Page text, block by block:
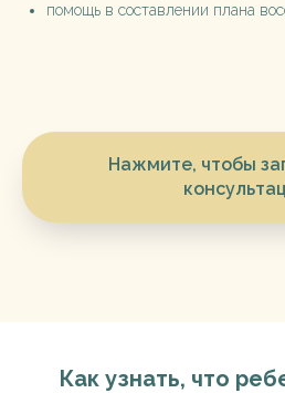
помощь в составлении плана
Нажмите, чтобы
Как узнать, что